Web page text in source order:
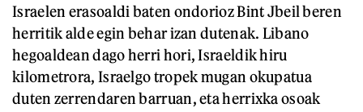
Israelen erasoaldi baten ondorioz Bint Jbeil beren
herritik alde egin behar izan dutenak. Libano
hegoaldean dago herri hori, Israeldik hiru
kilometrora, Israelgo tropek mugan okupatua
duten zerrendaren barruan, eta herrixka osoak